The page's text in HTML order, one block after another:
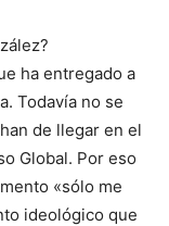
ha entregado a
Todavía no se
de llegar en el
Global. Por eso
«sólo me
ideológico que